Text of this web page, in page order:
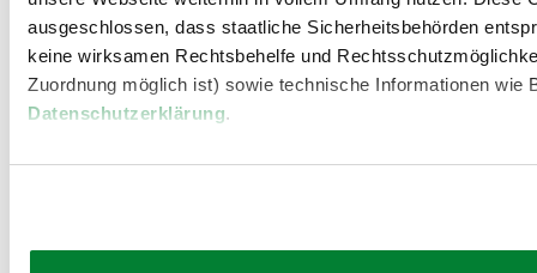
ausgeschlossen, dass staatliche Sicherheitsbehörden
keine wirksamen Rechtsbehelfe und
Zuordnung möglich ist) sowie technische Informationen
Datenschutzerklärung.
Urlaubsservice
Prospekt bestellen Newsletter abonnieren